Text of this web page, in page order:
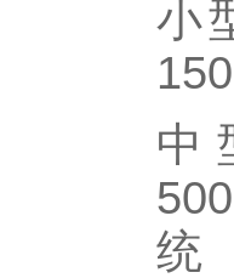
小
150
中
500
统